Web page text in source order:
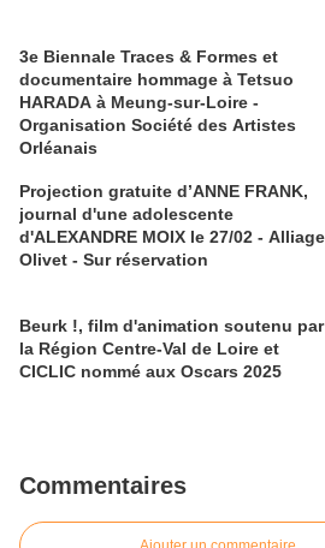
3e Biennale Traces & Formes et
documentaire hommage à Tetsuo
HARADA à Meung-sur-Loire -
Organisation Société des Artistes
Orléanais
Projection gratuite d’ANNE FRANK,
journal d'une adolescente
d'ALEXANDRE MOIX le 27/02 - Alliage
Olivet - Sur réservation
Beurk !, film d'animation soutenu par
la Région Centre-Val de Loire et
CICLIC nommé aux Oscars 2025
Commentaires